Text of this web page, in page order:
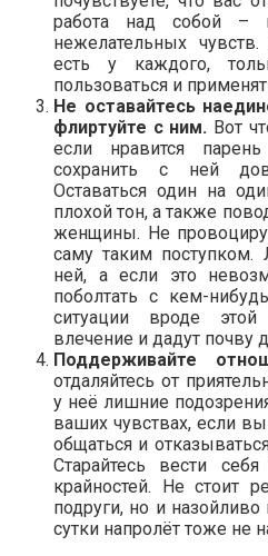
работа над собой –
нежелательных
есть у каждого,
пользоваться и
Не оставайтесь
флиртуйте с ним. Вот
если нравится
сохранить с ней
Оставаться один на
плохой тон, а также
женщины. Не
саму таким
ней, а если это
поболтать с кем-
ситуации вроде
влечение и дадут почву
Поддерживайте
отдаляйтесь от
у неё лишние
ваших чувствах, если
общаться и
Старайтесь вести
крайностей. Не стоит
подруги, но и
сутки напролёт тоже не